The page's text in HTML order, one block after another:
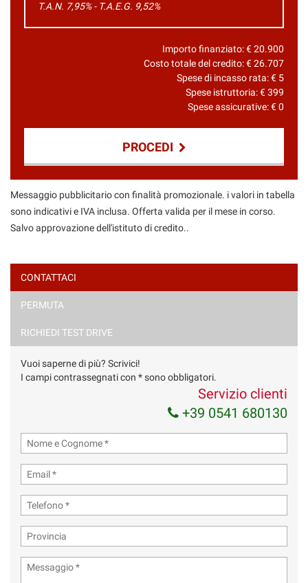
T.A.N. 7,95% - T.A.E.G. 9,52%
Importo finanziato: €20.900
Costo totale del credito: €26.707
Spese di incasso rata: € 5
Spese istruttoria: €399
Spese assicurative: €0
PROCEDI
Contattaci
Acconsento al trattamento dei miei dati per finalità di
marketing
Invia la tua richiesta
Messaggio pubblicitario con finalità promozionale. i valori in tabella
sono indicativi e IVA inclusa. Offerta valida per il mese in corso.
Salvo approvazione dell'istituto di credito..
CONTATTACI
PERMUTA
RICHIEDI TEST DRIVE
Vuoi saperne di più? Scrivici!
I campi contrassegnati con * sono obbligatori.
Servizio clienti
+39 0541 680130